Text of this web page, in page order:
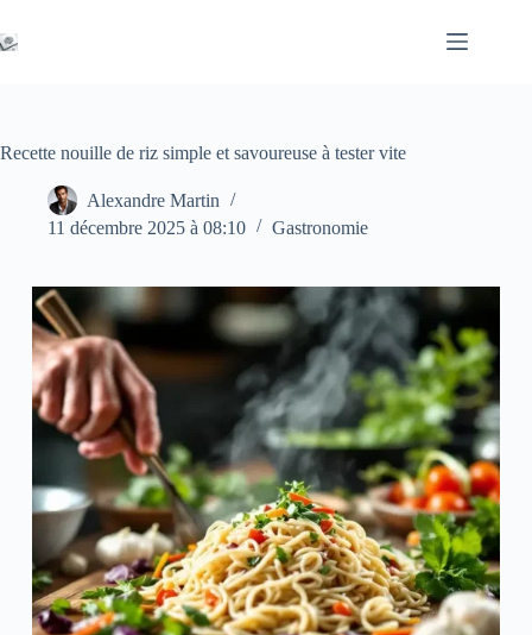
au
contenu
Recette nouille de riz simple et savoureuse à tester vite
Alexandre Martin
11 décembre 2025 à 08:10
Gastronomie